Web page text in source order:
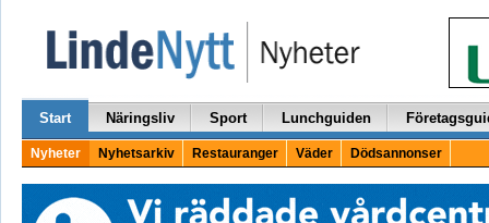
Start Näringsliv Sport Lunchguiden
Nyheter Nyhetsarkiv Restauranger Väder Dödsannonser